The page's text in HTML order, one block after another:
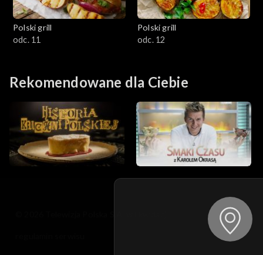
Polski grill
odc. 11
Polski grill
odc. 12
Rekomendowane dla Ciebie